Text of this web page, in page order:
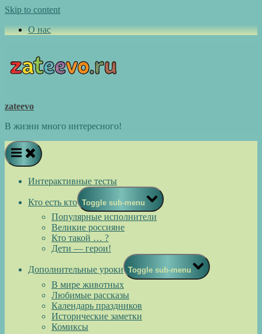
Skip to content
О нас
zateevo
В жизни много интересного!
Интерактивные тесты
Кто есть кто Toggle sub-menu
Популярные исполнители
Великие россияне
Кто такой … ?
Дети — герои!
Дополнительные уроки Toggle sub-menu
В мире животных
Любимые рассказы
Календарь праздников
Исторические заметки
Комиксы